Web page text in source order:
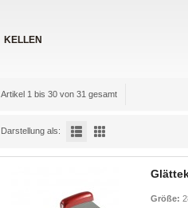
KELLEN
Artikel 1 bis 30 von 31 gesamt
Darstellung als:
Größe: